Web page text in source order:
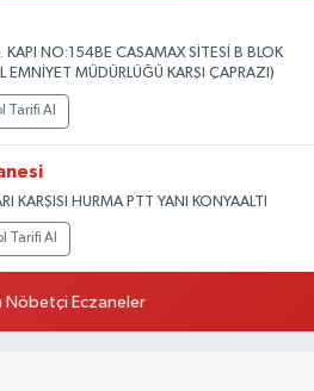
KAPI NO:154BE CASAMAX SİTESİ B BLOK
EMNİYET MÜDÜRLÜĞÜ KARŞI ÇAPRAZI)
Tarifi Al
KARŞISI HURMA PTT YANI KONYAALTI
Tarifi Al
Nöbetçi Eczaneler